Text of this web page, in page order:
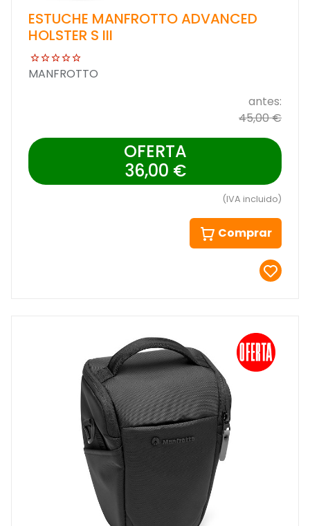
ESTUCHE MANFROTTO ADVANCED
HOLSTER S III
MANFROTTO
antes:
45,00 €
OFERTA
36,00 €
(IVA incluido)
Comprar